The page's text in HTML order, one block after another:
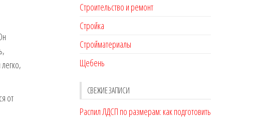
от
Строительство и ремонт
Стройка
Стройматериалы
Щебень
СВЕЖИЕ ЗАПИСИ
Распил ЛДСП по размерам: как подготовить